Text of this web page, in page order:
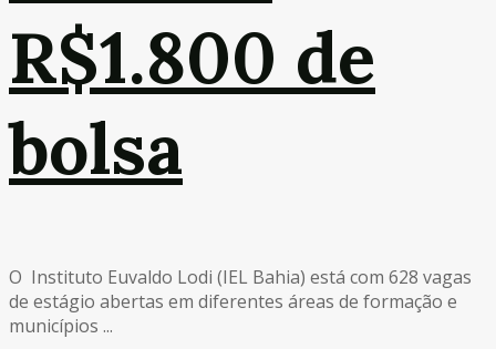
R$1.800 de
bolsa
O Instituto Euvaldo Lodi (IEL Bahia) está com 628 vagas
de estágio abertas em diferentes áreas de formação e
municípios ...